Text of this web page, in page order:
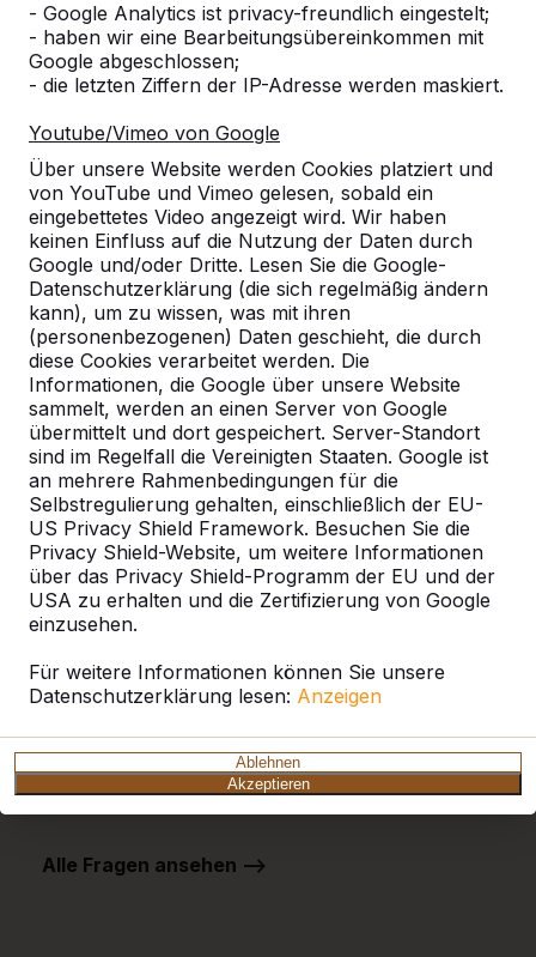
- Google Analytics ist privacy-freundlich eingestelt;
- haben wir eine Bearbeitungsübereinkommen mit
Google abgeschlossen;
- die letzten Ziffern der IP-Adresse werden maskiert.
Youtube/Vimeo von Google
Über unsere Website werden Cookies platziert und
von YouTube und Vimeo gelesen, sobald ein
eingebettetes Video angezeigt wird. Wir haben
keinen Einfluss auf die Nutzung der Daten durch
Google und/oder Dritte. Lesen Sie die Google-
Datenschutzerklärung (die sich regelmäßig ändern
kann), um zu wissen, was mit ihren
(personenbezogenen) Daten geschieht, die durch
diese Cookies verarbeitet werden. Die
Informationen, die Google über unsere Website
sammelt, werden an einen Server von Google
übermittelt und dort gespeichert. Server-Standort
sind im Regelfall die Vereinigten Staaten. Google ist
an mehrere Rahmenbedingungen für die
Selbstregulierung gehalten, einschließlich der EU-
US Privacy Shield Framework. Besuchen Sie die
Privacy Shield-Website, um weitere Informationen
über das Privacy Shield-Programm der EU und der
USA zu erhalten und die Zertifizierung von Google
einzusehen.
Für weitere Informationen können Sie unsere
Datenschutzerklärung lesen: Anzeigen
Ablehnen
Akzeptieren
Set ovale Bretter
€ 170,00 exkl. MwSt.
Produkt ansehen
Häufig gestellte Fragen
Welche Vorteile hat Bambus?
Muss der Betontisch waagerecht stehen?
Wie lange Garantie gibt HeBlad auf die
Tische?
Können die Produkte von HeBlad auch mit
Werbung versehen werden?
Alle Fragen ansehen -->